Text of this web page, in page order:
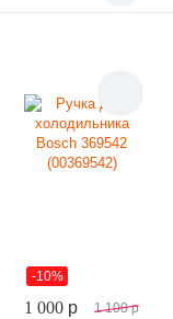
-10%
1 000 p 1 100 p